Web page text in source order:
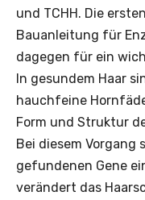
und TCHH. Die
Bauanleitung für
dagegen für ein
In gesundem Haar
hauchfeine
Form und Struktur
Bei diesem Vorgang
gefundenen Gene
verändert das